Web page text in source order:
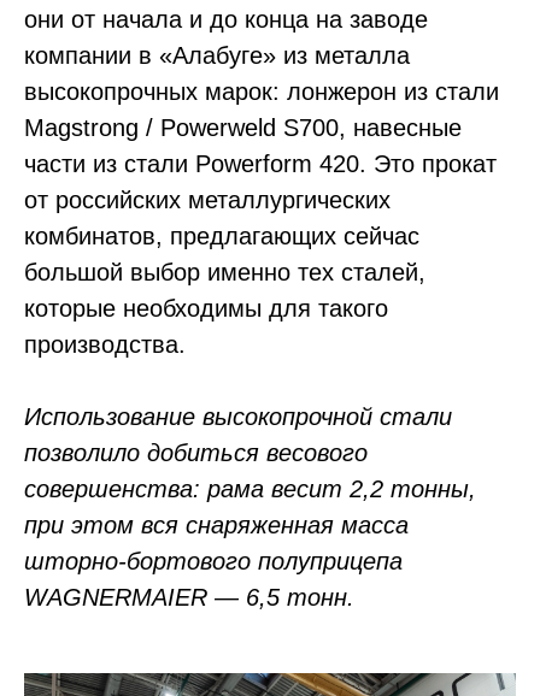
они от начала и до конца на заводе
компании в «Алабуге» из металла
высокопрочных марок: лонжерон из стали
Magstrong / Powerweld S700, навесные
части из стали Powerform 420. Это прокат
от российских металлургических
комбинатов, предлагающих сейчас
большой выбор именно тех сталей,
которые необходимы для такого
производства.
Использование высокопрочной стали
позволило добиться весового
совершенства: рама весит 2,2 тонны,
при этом вся снаряженная масса
шторно-бортового полуприцепа
WAGNERMAIER — 6,5 тонн.